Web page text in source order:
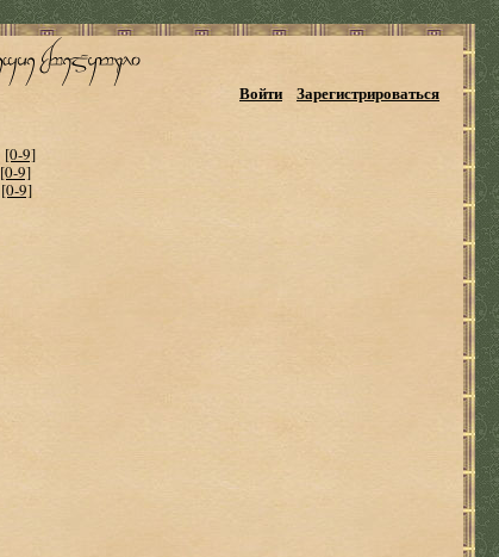
Войти Зарегистрироваться
[0-9]
[0-9]
[0-9]